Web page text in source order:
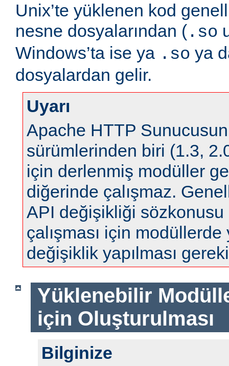
Unix’te yüklenen kod
nesne dosyalarından ( .so
Windows’ta ise ya .so ya
dosyalardan gelir.
Uyarı
Apache HTTP
sürümlerinden biri (1.3,
için derlenmiş modüller
diğerinde çalışmaz.
API değişikliği
çalışması için
değişiklik yapılması
Yüklenebilir
için Oluşturulması
Bilginize